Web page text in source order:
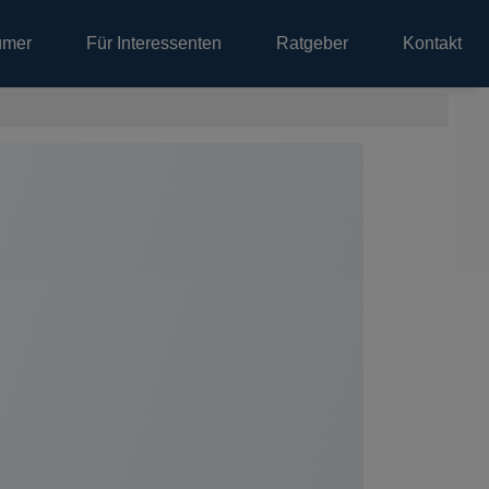
Für Interessenten Ratgeber Kontakt